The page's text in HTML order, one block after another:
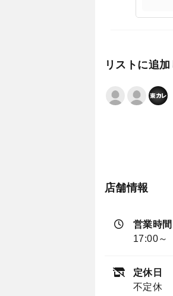
リストに追
店舗情報
営業時間
17:00～
定休日
不定休